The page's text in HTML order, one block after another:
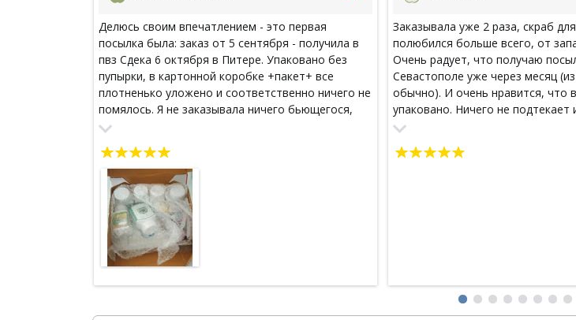
Делюсь своим впечатлением - это первая
посылка была: заказ от 5 сентября - получила в
пвз Сдека 6 октября в Питере. Упаковано без
пупырки, в картонной коробке +пакет+ все
плотненько уложено и соответственно ничего не
помялось. Я не заказывала ничего бьющегося,
только капсулы и пастилки для горла. В подарок
выбрала в корзине. Буду пробовать все на себе:)
Спасибо за цены и доставку, и за подарочки!
Заказывала уже 2 раза, скраб
полюбился больше всего, от
Очень радует, что получаю
Севастополе уже через месяц
обычно). И очень нравится, что
упаковано. Ничего не подтекает
Спасибо большое за такой